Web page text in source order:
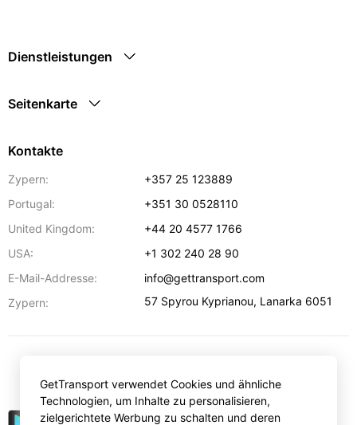
Dienstleistungen
Seitenkarte
Kontakte
Zypern:
+357 25 123889
Portugal:
+351 30 0528110
United Kingdom:
+44 20 4577 1766
USA:
+1 302 240 28 90
E-Mail-Addresse:
info@gettransport.com
Zypern:
57 Spyrou Kyprianou, Lanarka 6051
GetTransport verwendet Cookies und ähnliche
Technologien, um Inhalte zu personalisieren,
zielgerichtete Werbung zu schalten und deren